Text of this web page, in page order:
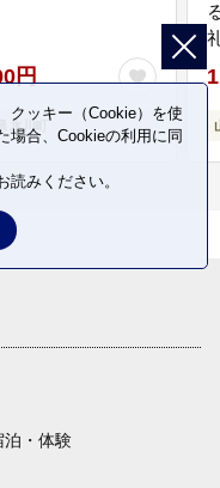
円
氷川町
泊・体験
クッキー（Cookie）を使
場合、Cookieの利用に同
読みください。